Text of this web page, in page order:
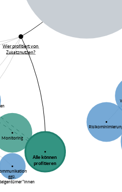
Wer profitiert von
Zusatznutzen?
Alle können
profitieren
Monitoring
ggü.